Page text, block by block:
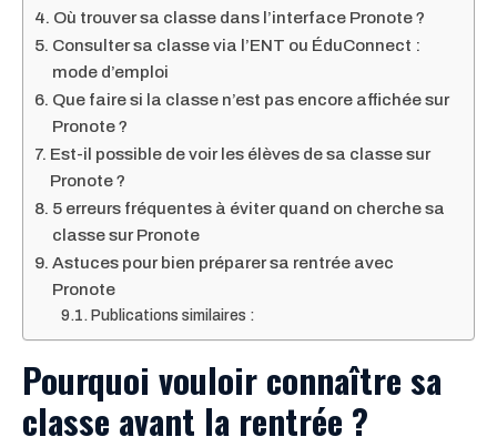
Où trouver sa classe dans l’interface Pronote ?
Consulter sa classe via l’ENT ou ÉduConnect :
mode d’emploi
Que faire si la classe n’est pas encore affichée sur
Pronote ?
Est-il possible de voir les élèves de sa classe sur
Pronote ?
5 erreurs fréquentes à éviter quand on cherche sa
classe sur Pronote
Astuces pour bien préparer sa rentrée avec
Pronote
Publications similaires :
Pourquoi vouloir connaître sa
classe avant la rentrée ?